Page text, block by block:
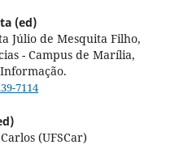
(ed)
Júlio de Mesquita Filho,
- Campus de Marília,
7114
(UFSCar)